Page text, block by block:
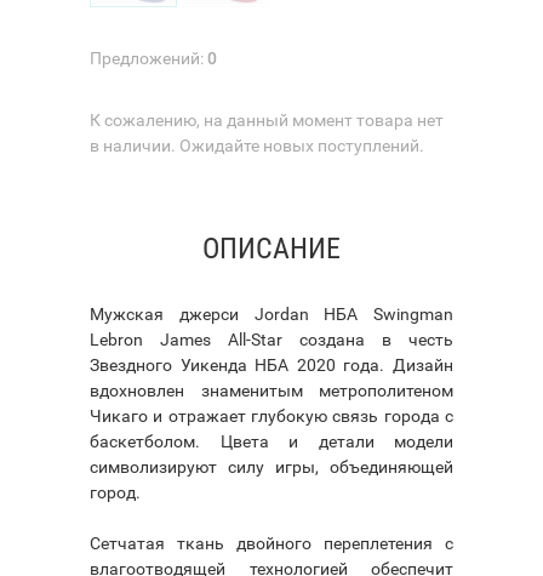
Предложений:0
К сожалению, на данный момент товара нет
в наличии. Ожидайте новых поступлений.
ОПИСАНИЕ
Мужская джерси Jordan НБА Swingman
Lebron James All-Star создана в честь
Звездного Уикенда НБА 2020 года. Дизайн
вдохновлен знаменитым метрополитеном
Чикаго и отражает глубокую связь города с
баскетболом. Цвета и детали модели
символизируют силу игры, объединяющей
город.
Сетчатая ткань двойного переплетения с
влагоотводящей технологией обеспечит